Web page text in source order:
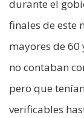
durante el
finales de este
mayores de 60
no contaban
pero que
verificables